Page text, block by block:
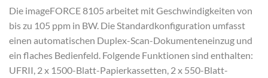
Die imageFORCE 8105 arbeitet mit Geschwindigkeiten von
bis zu 105 ppm in BW. Die Standardkonfiguration umfasst
einen automatischen Duplex-Scan-Dokumenteneinzug und
ein flaches Bedienfeld. Folgende Funktionen sind enthalten:
UFRII, 2 x 1500-Blatt-Papierkassetten, 2 x 550-Blatt-